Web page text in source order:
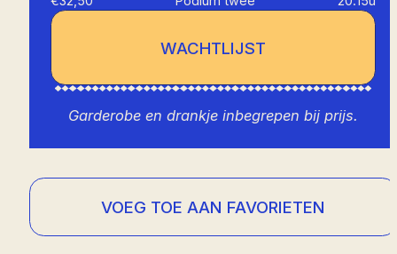
WACHTLIJST
Garderobe en drankje inbegrepen bij prijs.
VOEG TOE AAN FAVORIETEN